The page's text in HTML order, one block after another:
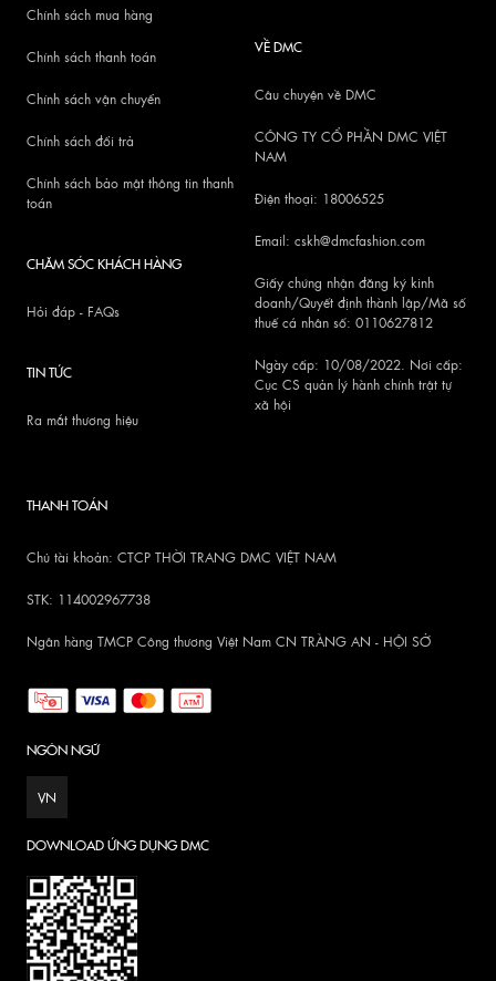
Chính sách mua hàng
Chính sách thanh toán
Chính sách vận chuyển
Chính sách đổi trả
Chính sách bảo mật thông tin thanh
toán
CHĂM SÓC KHÁCH HÀNG
Hỏi đáp - FAQs
TIN TỨC
Ra mắt thương hiệu
VỀ DMC
Câu chuyện về DMC
CÔNG TY CỔ PHẦN DMC VIỆT
NAM
Điện thoại: 18006525
Email: cskh@dmcfashion.com
Giấy chứng nhận đăng ký kinh
doanh/Quyết định thành lập/Mã số
thuế cá nhân số: 0110627812
Ngày cấp: 10/08/2022. Nơi cấp:
Cục CS quản lý hành chính trật tự
xã hội
THANH TOÁN
Chủ tài khoản: CTCP THỜI TRANG DMC VIỆT NAM
STK: 114002967738
Ngân hàng TMCP Công thương Việt Nam CN TRÀNG AN - HỘI SỞ
NGÔN NGỮ
VN
DOWNLOAD ỨNG DỤNG DMC